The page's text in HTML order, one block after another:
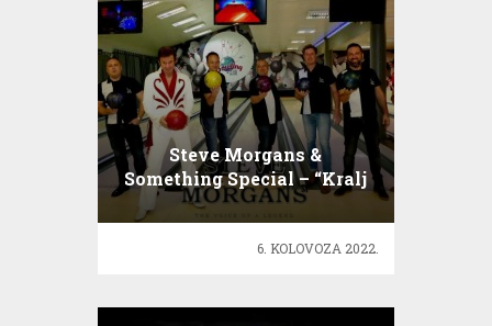
Steve Morgans &
Something Special – “Kralj
je živ!”
6. KOLOVOZA 2022.